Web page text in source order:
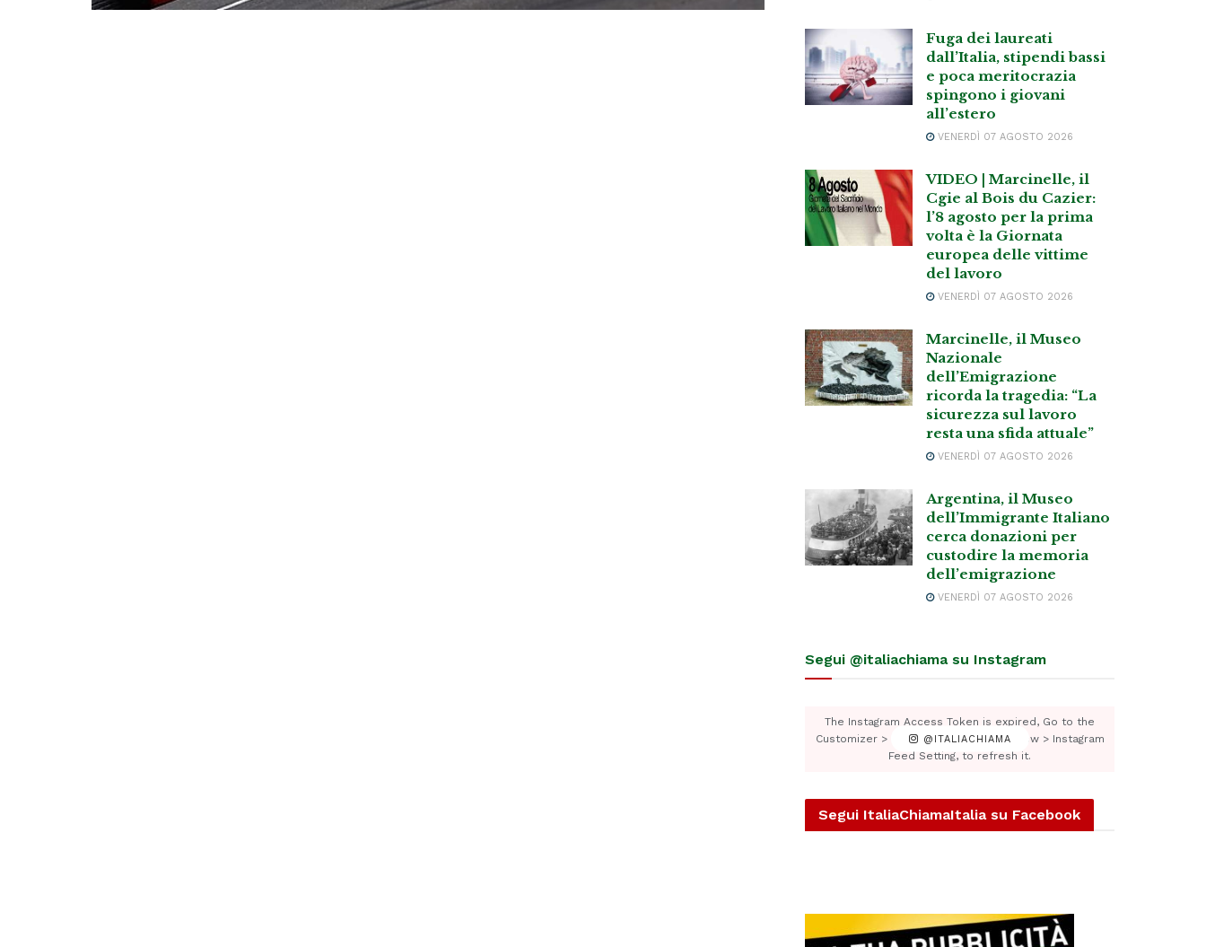
Fuga dei laureati
dall’Italia, stipendi bassi
e poca meritocrazia
spingono i giovani
all’estero
VENERDÌ 07 AGOSTO 2026
VIDEO | Marcinelle, il
Cgie al Bois du Cazier:
l’8 agosto per la prima
volta è la Giornata
europea delle vittime
del lavoro
VENERDÌ 07 AGOSTO 2026
Marcinelle, il Museo
Nazionale
dell’Emigrazione
ricorda la tragedia: “La
sicurezza sul lavoro
resta una sfida attuale”
VENERDÌ 07 AGOSTO 2026
Argentina, il Museo
dell’Immigrante Italiano
cerca donazioni per
custodire la memoria
dell’emigrazione
VENERDÌ 07 AGOSTO 2026
Segui @italiachiama su Instagram
@ITALIACHIAMA
The Instagram Access Token is expired, Go to the
Customizer > JNews : Social, Like & View > Instagram
Feed Setting, to refresh it.
Segui ItaliaChiamaItalia su Facebook